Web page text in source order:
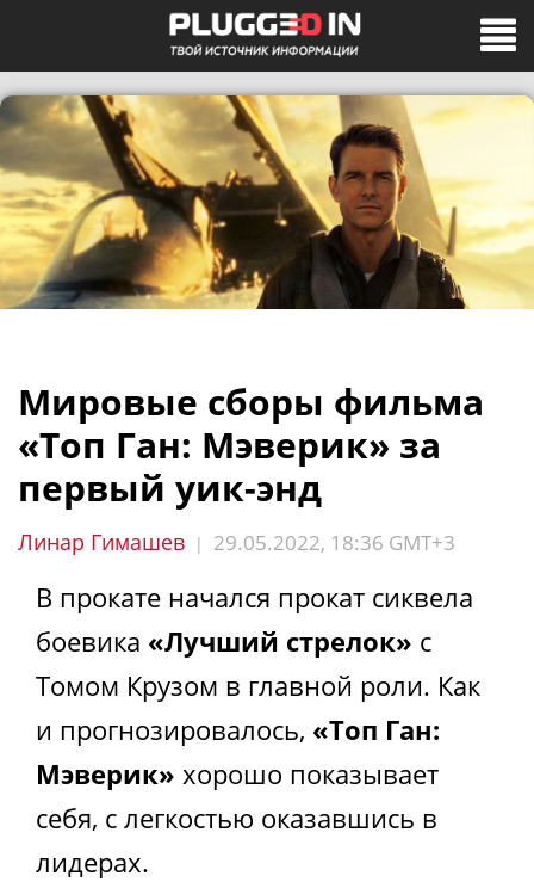
Мировые сборы фильма
«Топ Ган: Мэверик» за
первый уик-энд
Линар Гимашев | 29.05.2022, 18:36 GMT+3
В прокате начался прокат сиквела
боевика «Лучший стрелок» с
Томом Крузом в главной роли. Как
и прогнозировалось, «Топ Ган:
Мэверик» хорошо показывает
себя, с легкостью оказавшись в
лидерах.